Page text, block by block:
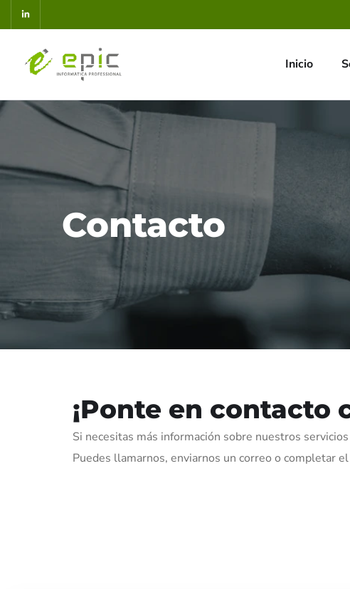
Inicio
Contacto
¡Ponte en contacto
Si necesitas más información sobre nuestros
Puedes llamarnos, enviarnos un correo o completar